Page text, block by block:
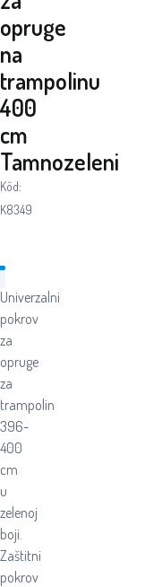
opruge
na
trampolinu
400
cm
Tamnozeleni
Kôd:
K8349
Univerzalni
pokrov
za
opruge
za
trampolin
396-
400
cm
u
zelenoj
boji.
Zaštitni
pokrov